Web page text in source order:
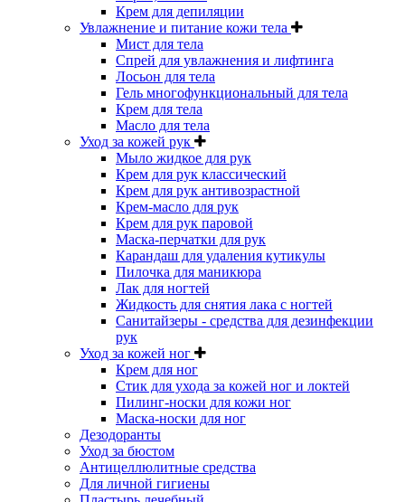
Крем для депиляции
Увлажнение и питание кожи тела
Мист для тела
Спрей для увлажнения и лифтинга
Лосьон для тела
Гель многофункциональный для тела
Крем для тела
Масло для тела
Уход за кожей рук
Мыло жидкое для рук
Крем для рук классический
Крем для рук антивозрастной
Крем-масло для рук
Крем для рук паровой
Маска-перчатки для рук
Карандаш для удаления кутикулы
Пилочка для маникюра
Лак для ногтей
Жидкость для снятия лака с ногтей
Санитайзеры - средства для дезинфекции
рук
Уход за кожей ног
Крем для ног
Стик для ухода за кожей ног и локтей
Пилинг-носки для кожи ног
Маска-носки для ног
Дезодоранты
Уход за бюстом
Антицеллюлитные средства
Для личной гигиены